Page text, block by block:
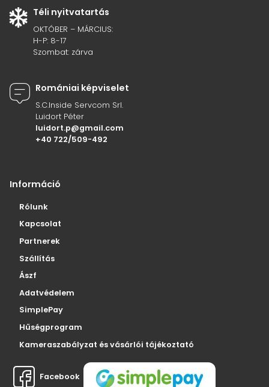
Téli nyitvatartás
OKTÓBER – MÁRCIUS:
H-P: 8-17
Szombat: zárva
Romániai képviselet
S.C.Inside Servcom Srl.
Luidort Péter
luidort.p@gmail.com
+40 722/509-492
Információ
Rólunk
Kapcsolat
Partnerek
Szállítás
Ászf
Adatvédelem
SimplePay
Hűségprogram
Kameraszabályzat és vásárlói tájékoztató
Facebook